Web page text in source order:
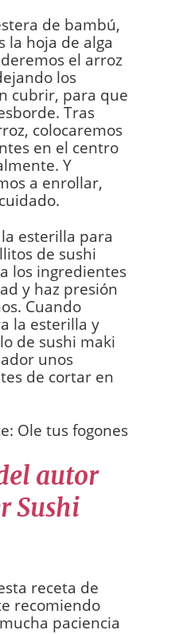
de bambú,
la hoja de alga
el arroz
los
cubrir, para que
Tras
colocaremos
en el centro
Y
a enrollar,
esterilla para
de sushi
los ingredientes
y haz presión
Cuando
la esterilla y
de sushi maki
unos
de cortar en
Ole tus fogones
autor
Sushi
receta de
recomiendo
paciencia